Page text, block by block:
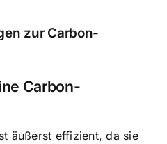
zur Carbon-
Carbon-
äußerst effizient, da sie